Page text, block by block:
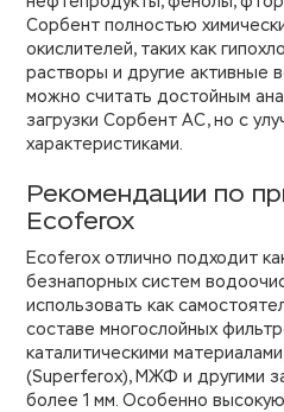
Сорбент полностью
окислителей, таких как
растворы и другие активные
можно считать достойным
загрузки Сорбент АС, но с
характеристиками.
Рекомендации по
Ecoferox
Ecoferox отлично подходит
безнапорных систем
использовать как
составе многослойных
каталитическими
(Superferox), МЖФ и другими
более 1 мм. Особенно